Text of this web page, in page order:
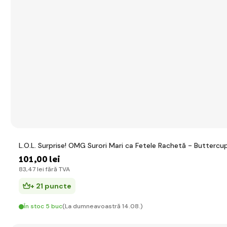
L.O.L. Surprise! OMG Surori Mari ca Fetele Rachetă -
101,00 lei
83,47 lei fără TVA
+ 21 puncte
În stoc 5 buc(La dumneavoastră 14.08.)